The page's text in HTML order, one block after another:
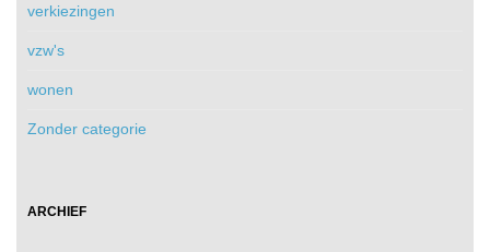
verkiezingen
vzw's
wonen
Zonder categorie
ARCHIEF